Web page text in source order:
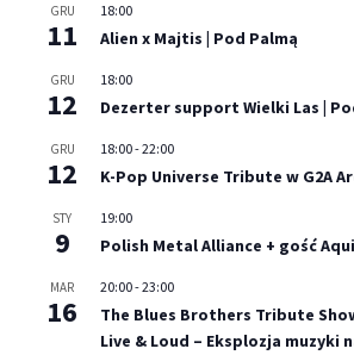
GRU
11
18:00
Alien x Majtis | Pod Palmą
GRU
12
18:00
Dezerter support Wielki Las |
GRU
12
18:00-22:00
K-Pop Universe Tribute w G2A
STY
9
19:00
Polish Metal Alliance + gość
MAR
16
20:00-23:00
The Blues Brothers Tribute
Live & Loud – Eksplozja muzyki